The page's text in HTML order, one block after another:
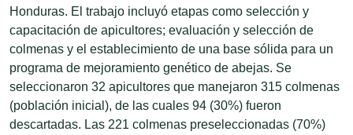
Honduras. El trabajo incluyó etapas como selección y
capacitación de apicultores; evaluación y selección de
colmenas y el establecimiento de una base sólida para un
programa de mejoramiento genético de abejas. Se
seleccionaron 32 apicultores que manejaron 315 colmenas
(población inicial), de las cuales 94 (30%) fueron
descartadas. Las 221 colmenas preseleccionadas (70%)